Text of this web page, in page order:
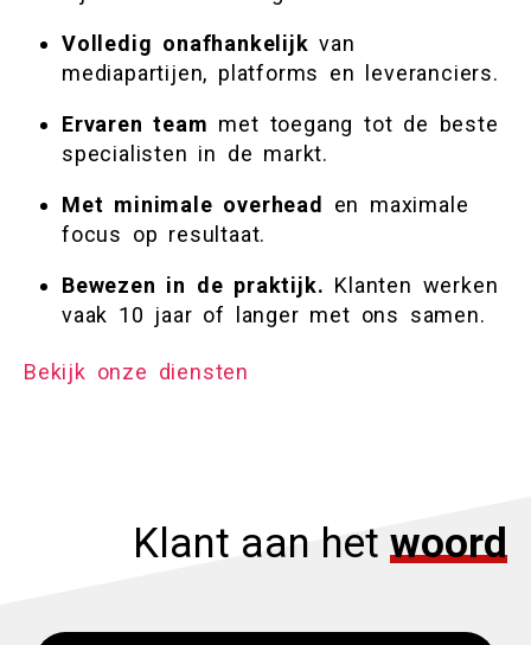
Volledig onafhankelijk van
mediapartijen, platforms en leveranciers.
Ervaren team met toegang tot de beste
specialisten in de markt.
Met minimale overhead
en maximale
focus op resultaat.
Bewezen in de praktijk. Klanten werken
vaak 10 jaar of langer met ons samen.
Bekijk onze diensten
Klant aan het woord